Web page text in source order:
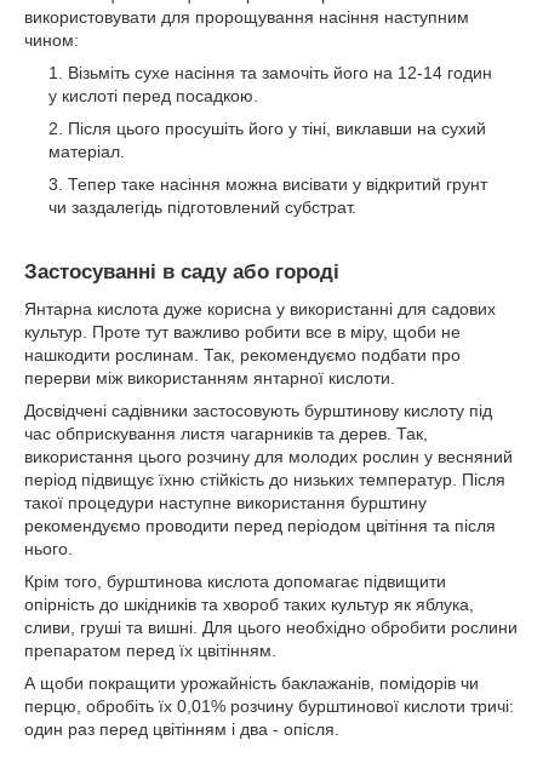
використовувати для пророщування насіння наступним
чином:
Візьміть сухе насіння та замочіть його на 12-14 годин
у кислоті перед посадкою.
Після цього просушіть його у тіні, виклавши на сухий
матеріал.
Тепер таке насіння можна висівати у відкритий грунт
чи заздалегідь підготовлений субстрат.
Застосуванні в саду або городі
Янтарна кислота дуже корисна у використанні для садових
культур. Проте тут важливо робити все в міру, щоби не
нашкодити рослинам. Так, рекомендуємо подбати про
перерви між використанням янтарної кислоти.
Досвідчені садівники застосовують бурштинову кислоту під
час обприскування листя чагарників та дерев. Так,
використання цього розчину для молодих рослин у весняний
період підвищує їхню стійкість до низьких температур. Після
такої процедури наступне використання бурштину
рекомендуємо проводити перед періодом цвітіння та після
нього.
Крім того, бурштинова кислота допомагає підвищити
опірність до шкідників та хвороб таких культур як яблука,
сливи, груші та вишні. Для цього необхідно обробити рослини
препаратом перед їх цвітінням.
А щоби покращити урожайність баклажанів, помідорів чи
перцю, обробіть їх 0,01% розчину бурштинової кислоти тричі:
один раз перед цвітінням і два - опісля.